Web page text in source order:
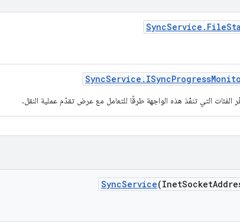
SyncService . File
SyncService . ISyncProgress
الفئات التي تنفّذ هذه الواجهة طرقًا للتعامل مع عرض تقدّم عملية النقل.
SyncService(InetSocket